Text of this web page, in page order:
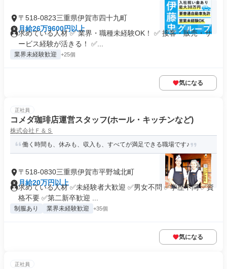
〒518-0823三重県伊賀市四十九町
月給26万9600円以上
求めている人材 ✅ 業界・職種未経験OK！ ✅ 接客・販売・サ
ービス経験が活きる！ ✅...
業界未経験歓迎 +25個
気になる
正社員
コメダ珈琲店運営スタッフ(ホール・キッチンなど)
株式会社Ｆ＆Ｓ
働く時間も、休みも、収入も、すべてが満足できる職場です♪
〒518-0830三重県伊賀市平野城北町
月給20万円以上
求めている人材 ✅未経験者大歓迎 ✅男女不問 ✅学歴不問 ✅資
格不要 ✅第二新卒歓迎 ...
制服あり 業界未経験歓迎 +35個
気になる
正社員